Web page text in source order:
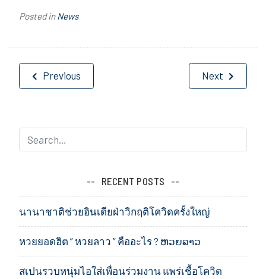
Posted inNews
PostPrevious Next
RECENT POSTS
นานาชาติช่วยอินเดียฝ่าวิกฤติโควิดครั้งใหญ่
หวยยอดฮิต ” หวยลาว ” คืออะไร ? ຫວຍລາວ
สเปนรวบหนุ่มไอใส่เพื่อนร่วมงาน แพร่เชื้อโควิด